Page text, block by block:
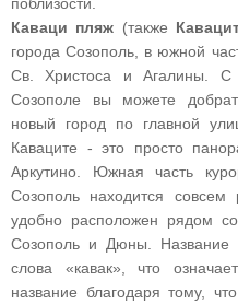
Каваци пляж (также
города Созополь, в южной
Св. Христоса и Агалины. С
Созополе вы можете
новый город по главной
Каваците - это просто
Аркутино. Южная часть
Созополь находится
удобно расположен рядом
Созополь и Дюны. Название
слова «кавак», что
название благодаря тому,